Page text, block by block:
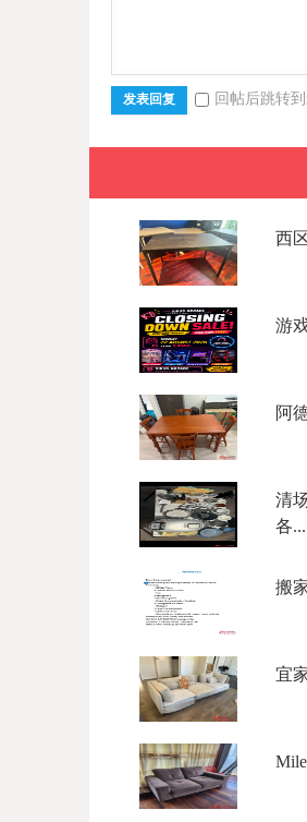
发表回复 回帖后跳转
西
游
阿
清
各
搬
宜